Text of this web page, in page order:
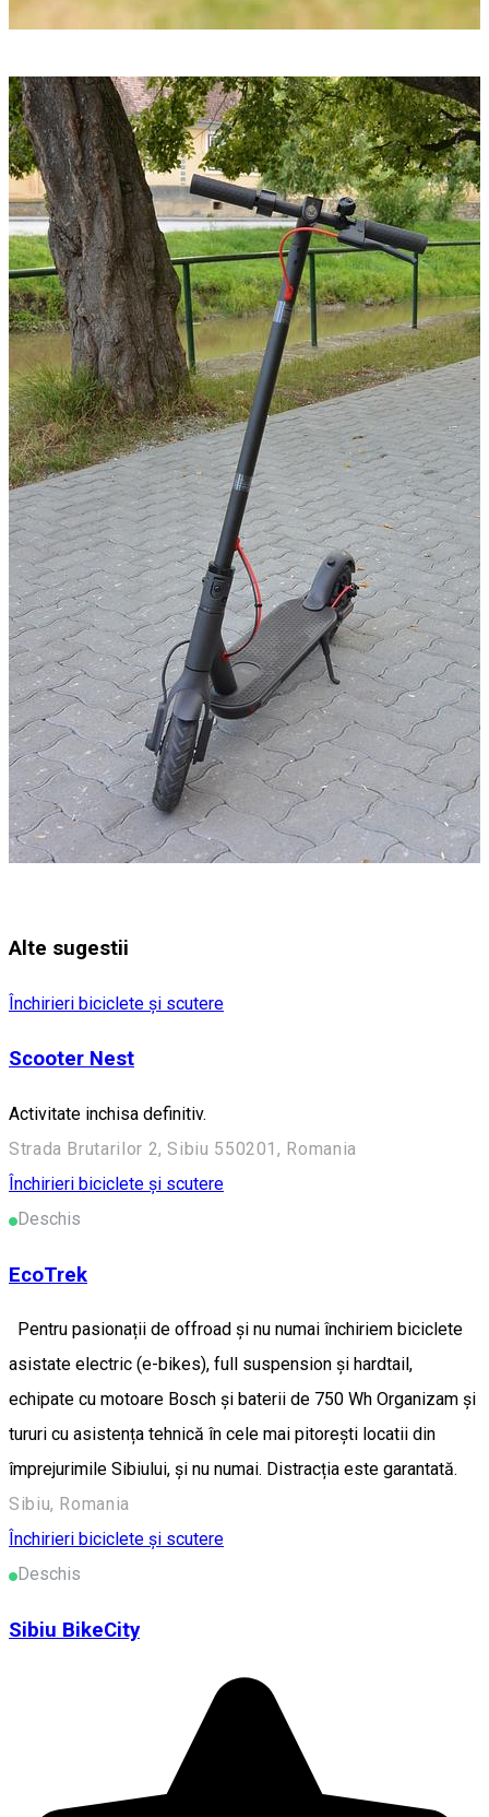
Alte sugestii
Închirieri biciclete și scutere
Scooter Nest
Activitate inchisa definitiv.
Strada Brutarilor 2, Sibiu 550201, Romania
Închirieri biciclete și scutere
Deschis
EcoTrek
Pentru pasionații de offroad și nu numai închiriem biciclete
asistate electric (e-bikes), full suspension și hardtail,
echipate cu motoare Bosch și baterii de 750 Wh Organizam și
tururi cu asistența tehnică în cele mai pitorești locatii din
împrejurimile Sibiului, și nu numai. Distracția este garantată.
Sibiu, Romania
Închirieri biciclete și scutere
Deschis
Sibiu BikeCity